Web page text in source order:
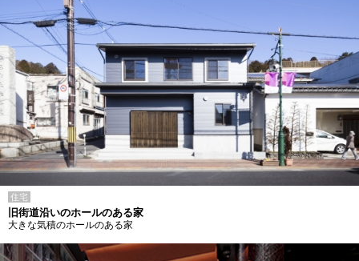
住宅
旧街道沿いのホールのある家
大きな気積のホールのある家